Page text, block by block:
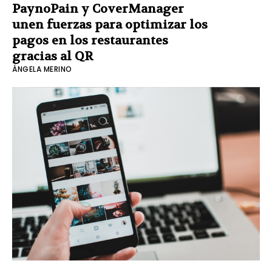
PaynoPain y CoverManager
unen fuerzas para optimizar los
pagos en los restaurantes
gracias al QR
ÁNGELA MERINO